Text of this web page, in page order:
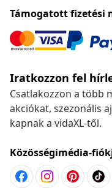
Támogatott fizetési
Iratkozzon fel
Csatlakozzon a több
akciókat, szezonális
kapnak a vidaXL-től.
Közösségimédia-